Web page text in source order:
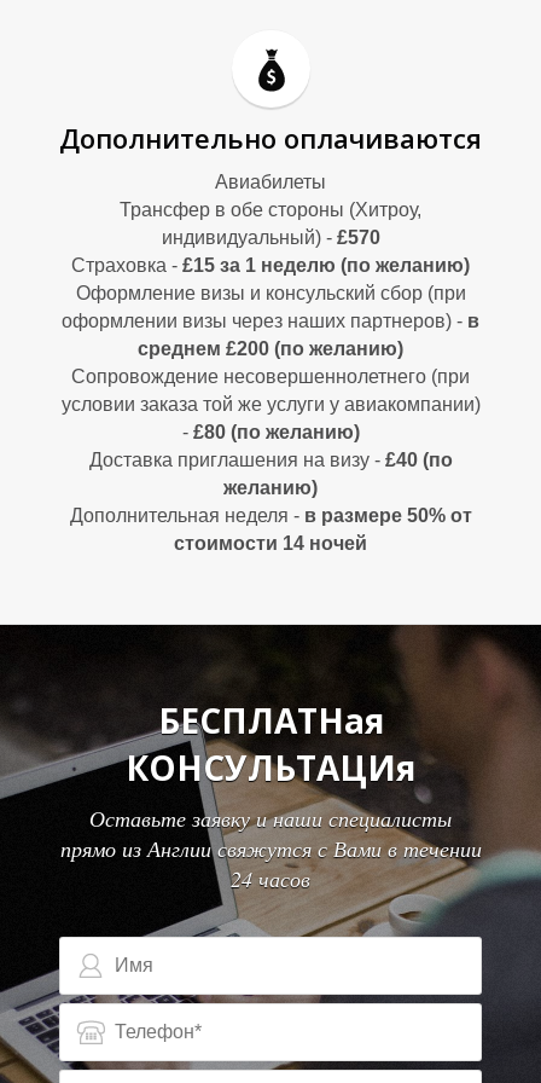
М
Ы
Дополнительно оплачиваются
Авиабилеты
Трансфер в обе стороны (Хитроу,
индивидуальный) - £570
Страховка - £15 за 1 неделю (по желанию)
Оформление визы и консульский сбор (при
оформлении визы через наших партнеров) - в
среднем £200 (по желанию)
Сопровождение несовершеннолетнего (при
условии заказа той же услуги у авиакомпании)
- £80 (по желанию)
Доставка приглашения на визу - £40 (по
желанию)
Дополнительная неделя - в размере 50% от
стоимости 14 ночей
БЕСПЛАТНая
КОНСУЛЬТАЦИя
Оставьте заявку и наши специалисты
прямо из Англии свяжутся с Вами в течении
24 часов
М
Ы